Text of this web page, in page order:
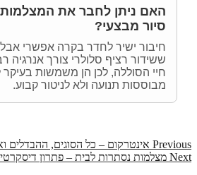
האם ניתן לחבר את המצלמות
סיור מבצעי?
חיבור ישיר לחדר בקרה אפשרי אבל
ששידור רציף סלולרי צורך אנרגיה
חיי הסוללה, לכן הן משמשות
מבוססות תנועה ולא לניטור קבוע.
Post
navigation
Previous
Previous
post:
אינטרקום – כל הסוגים, ההבדלים
Next
Next
מצלמות נסתרות לבית – פתרון דיסקרטי